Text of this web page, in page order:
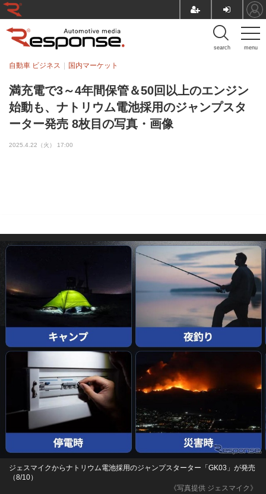
menu
search
満充電で3～4年間保管＆50回以上のエンジン
始動も、ナトリウム電池採用のジャンプスタ
ーター発売 8枚目の写真・画像
自動車 ビジネス 国内マーケット
2025.4.22（火） 17:00
《写真提供 ジェスマイク》
ジェスマイクからナトリウム電池採用のジャンプスターター「GK03」が発売
（8/10）